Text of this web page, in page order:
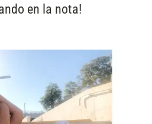
en la nota!